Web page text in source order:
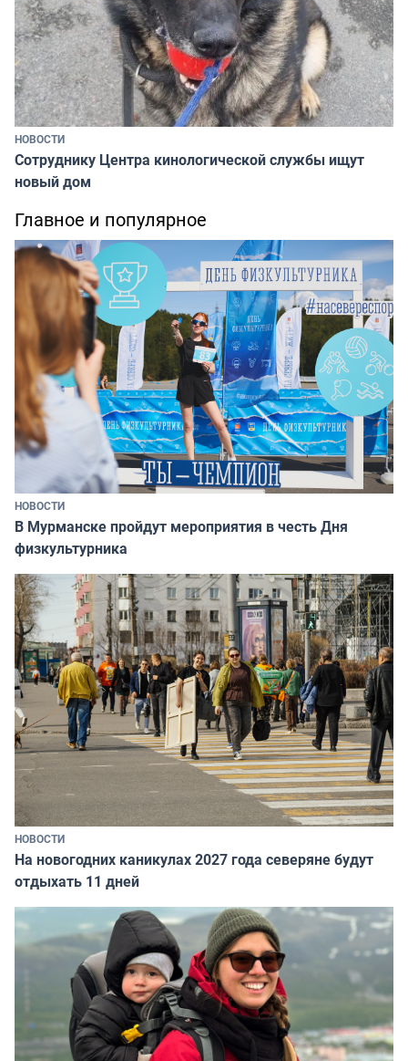
НОВОСТИ
Сотруднику Центра кинологической службы ищут
новый дом
Главное и популярное
НОВОСТИ
В Мурманске пройдут мероприятия в честь Дня
физкультурника
НОВОСТИ
На новогодних каникулах 2027 года северяне будут
отдыхать 11 дней